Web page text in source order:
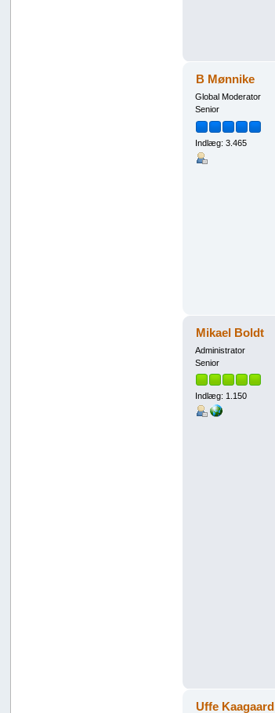
B Mønnike
Global Moderator
Senior
Indlæg: 3.465
Mikael Boldt
Administrator
Senior
Indlæg: 1.150
Uffe Kaagaard